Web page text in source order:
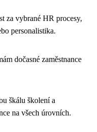
za vybrané HR procesy,
personalistika.
dočasné zaměstnance
škálu školení a
na všech úrovních.